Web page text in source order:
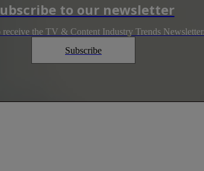
to our newsletter
receive the TV & Content Industry Trends
Subscribe